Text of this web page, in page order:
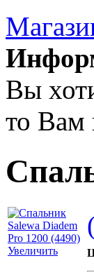
Вы
то Вам
Увеличить